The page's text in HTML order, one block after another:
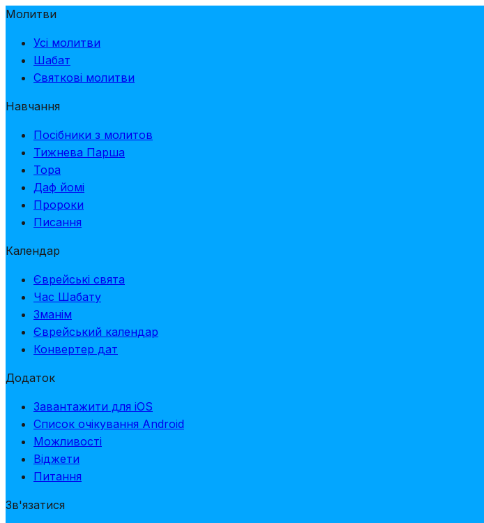
Молитви
Усі молитви
Шабат
Святкові молитви
Навчання
Посібники з молитов
Тижнева Парша
Тора
Даф йомі
Пророки
Писання
Календар
Єврейські свята
Час Шабату
Зманім
Єврейський календар
Конвертер дат
Додаток
Завантажити для iOS
Список очікування Android
Можливості
Віджети
Питання
Зв'язатися